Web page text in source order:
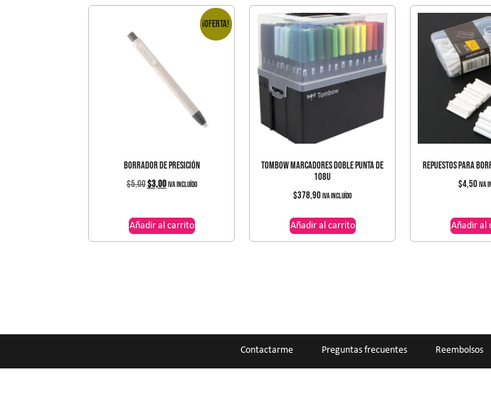
¡Oferta!
BORRADOR DE PRESICIÓN
$5,00$3,00 IVA incluído
Añadir al carrito
TOMBOW MARCADORES DOBLE PUNTA DE
108U
$378,90 IVA incluído
Añadir al carrito
REPUESTOS PARA
$4,50 IVA
Añadir al
Contactarme Preguntas frecuentes Reembolsos